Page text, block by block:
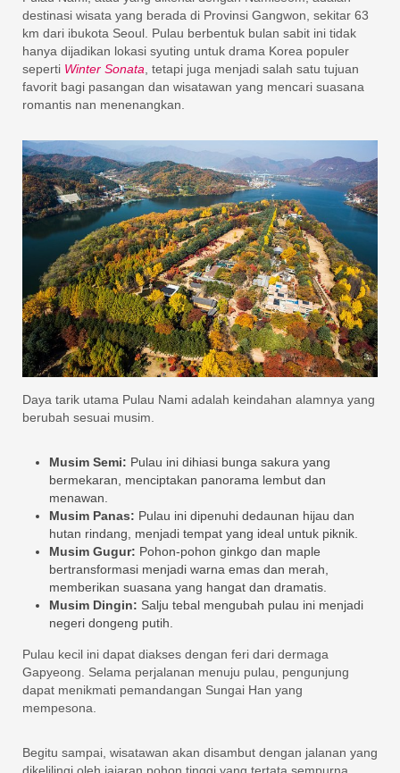
destinasi wisata yang berada di Provinsi Gangwon, sekitar 63
km dari ibukota Seoul. Pulau berbentuk bulan sabit ini tidak
hanya dijadikan lokasi syuting untuk drama Korea populer
seperti Winter Sonata , tetapi juga menjadi salah satu tujuan
favorit bagi pasangan dan wisatawan yang mencari suasana
romantis nan menenangkan.
Daya tarik utama Pulau Nami adalah keindahan alamnya yang
berubah sesuai musim.
Musim Semi: Pulau ini dihiasi bunga sakura yang
bermekaran, menciptakan panorama lembut dan
menawan.
Musim Panas: Pulau ini dipenuhi dedaunan hijau dan
hutan rindang, menjadi tempat yang ideal untuk piknik.
Musim Gugur: Pohon-pohon ginkgo dan maple
bertransformasi menjadi warna emas dan merah,
memberikan suasana yang hangat dan dramatis.
Musim Dingin: Salju tebal mengubah pulau ini menjadi
negeri dongeng putih.
Pulau kecil ini dapat diakses dengan feri dari dermaga
Gapyeong. Selama perjalanan menuju pulau, pengunjung
dapat menikmati pemandangan Sungai Han yang
mempesona.
Begitu sampai, wisatawan akan disambut dengan jalanan yang